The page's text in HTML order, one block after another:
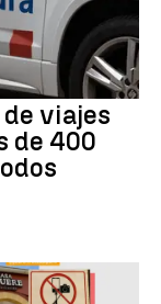
viajes
de 400